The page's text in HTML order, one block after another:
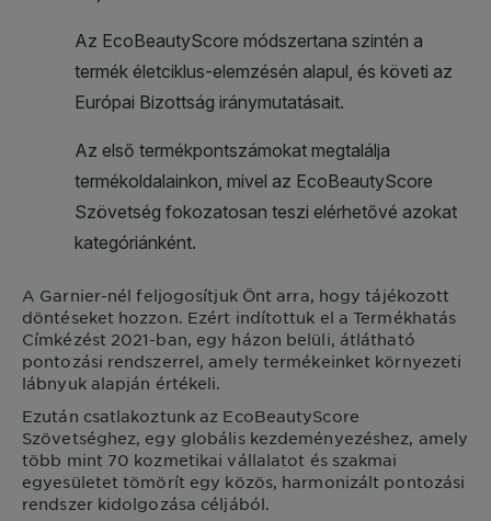
A Garnier-nél feljogosítjuk Önt arra, hogy tájékozott
döntéseket hozzon. Ezért indítottuk el a Termékhatás
Címkézést 2021-ban, egy házon belüli, átlátható
pontozási rendszerrel, amely termékeinket környezeti
lábnyuk alapján értékeli.
Ezután csatlakoztunk az EcoBeautyScore
Szövetséghez, egy globális kezdeményezéshez, amely
több mint 70 kozmetikai vállalatot és szakmai
egyesületet tömörít egy közös, harmonizált pontozási
rendszer kidolgozása céljából.